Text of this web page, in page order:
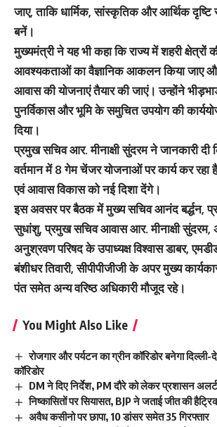
जाए, ताकि धार्मिक, सांस्कृतिक और आर्थिक
बनें।
मुख्यमंत्री ने यह भी कहा कि राज्य में शहरी क्षेत्रों
आवश्यकताओं का वैज्ञानिक आकलन किया जाए और
आवास की योजनाएं तैयार की जाएं। उन्होंने
पुनर्विकास और भूमि के समुचित उपयोग की
दिया।
प्रमुख सचिव आर. मीनाक्षी सुंदरम ने जानकारी दी
वर्तमान में 8 गेम चेंजर योजनाओं पर कार्य कर रहा
एवं आवास विकास को नई दिशा देंगे।
इस अवसर पर बैठक में मुख्य सचिव आनंद बर्द्धन,
सुधांशु, प्रमुख सचिव आवास आर. मीनाक्षी सुंदरम,
अनुश्रवण परिषद के उपाध्यक्ष विश्वास डाबर,
बंशीधर तिवारी, सीपीपीजीजी के अपर मुख्य
पंत समेत अन्य वरिष्ठ अधिकारी मौजूद रहे।
You Might Also Like
रोजगार और पर्यटन का ग्रीन कॉरिडोर बनेगा दिल्ली-
कॉरिडोर
DM ने दिए निर्देश, PM दौरे को लेकर प्रशासन
निष्कासितों पर सियासत, BJP ने जताई जीत की
अवैध कसीनो पर छापा, 10 डांसर समेत 35 गिरफ्तार